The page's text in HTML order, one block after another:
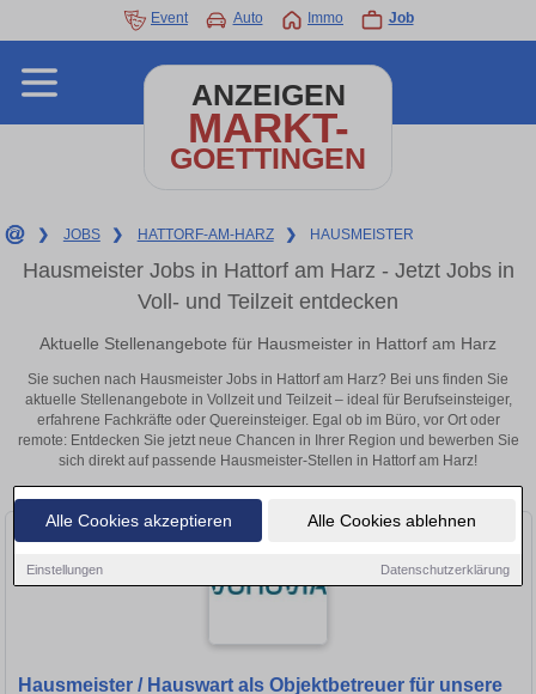
Alle Cookies akzeptieren Alle Cookies ablehnen
Einstellungen Datenschutzerklärung
Event Auto Immo Job
ANZEIGEN
MARKT-
GOETTINGEN
❯ JOBS ❯ HATTORF-AM-HARZ ❯ HAUSMEISTER
Hausmeister Jobs in Hattorf am Harz - Jetzt Jobs in
Voll- und Teilzeit entdecken
Aktuelle Stellenangebote für Hausmeister in Hattorf am Harz
Sie suchen nach Hausmeister Jobs in Hattorf am Harz? Bei uns finden Sie
aktuelle Stellenangebote in Vollzeit und Teilzeit – ideal für Berufseinsteiger,
erfahrene Fachkräfte oder Quereinsteiger. Egal ob im Büro, vor Ort oder
remote: Entdecken Sie jetzt neue Chancen in Ihrer Region und bewerben Sie
sich direkt auf passende Hausmeister-Stellen in Hattorf am Harz!
Hausmeister / Hauswart als Objektbetreuer für unsere